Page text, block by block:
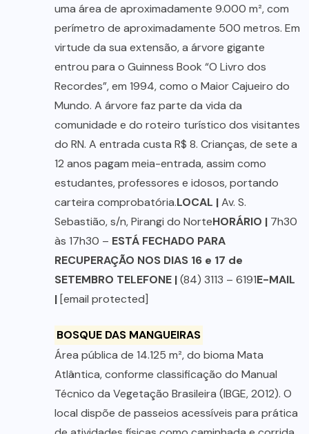
uma área de aproximadamente 9.000 m², com
perímetro de aproximadamente 500 metros. Em
virtude da sua extensão, a árvore gigante
entrou para o Guinness Book “O Livro dos
Recordes”, em 1994, como o Maior Cajueiro do
Mundo. A árvore faz parte da vida da
comunidade e do roteiro turístico dos visitantes
do RN. A entrada custa R$ 8. Crianças, de sete a
12 anos pagam meia-entrada, assim como
estudantes, professores e idosos, portando
carteira comprobatória.LOCAL |Av. S.
Sebastião, s/n, Pirangi do NorteHORÁRIO | 7h30
às 17h30 – ESTÁ FECHADO PARA
RECUPERAÇÃO NOS DIAS 16 e 17 de
SETEMBRO TELEFONE |(84) 3113 – 6191E-MAIL
|[email protected]
BOSQUE DAS MANGUEIRAS
Área pública de 14.125 m², do bioma Mata
Atlântica, conforme classificação do Manual
Técnico da Vegetação Brasileira (IBGE, 2012). O
local dispõe de passeios acessíveis para prática